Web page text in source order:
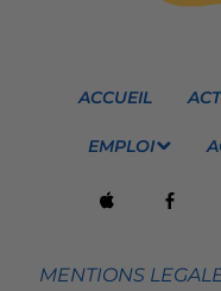
ACCUEIL
EMPLOI
MENTIONS